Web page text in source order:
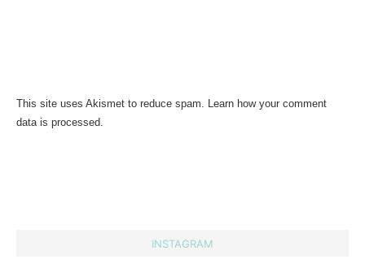
This site uses Akismet to reduce spam. Learn how your comment
data is processed.
INSTAGRAM